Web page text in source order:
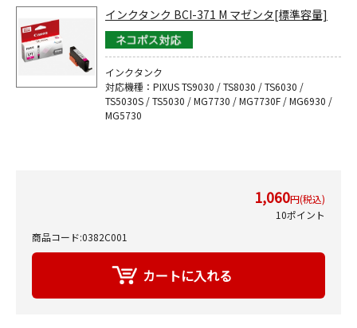
インクタンク BCI-371 M マゼンタ[標準容量]
インクタンク
対応機種：PIXUS TS9030 / TS8030 / TS6030 /
TS5030S / TS5030 / MG7730 / MG7730F / MG6930 /
MG5730
1,060円(税込)
10ポイント
商品コード:0382C001